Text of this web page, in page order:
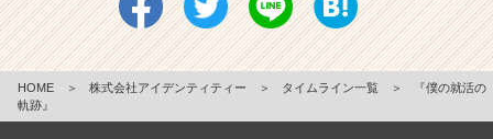
HOME ＞ 株式会社アイデンティティー ＞ タイムライン一覧 ＞
『僕の就活の
軌跡』